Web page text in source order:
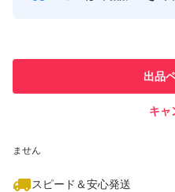
食べ方:加熱することで辛
た食感になる。大きすぎる
か、2〜3等分にカットして
商品名：島らっきょう
内容量：1.5kg
ません
スピード＆安心発送
出品
キャ